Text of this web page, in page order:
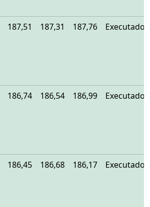
187,51 187,31 187,76 Executado
186,74 186,54 186,99 Executado
186,45 186,68 186,17 Executado